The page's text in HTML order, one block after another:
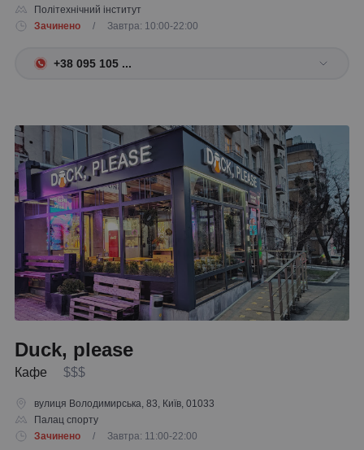
Політехнічний інститут
Зачинено
/ Завтра: 10:00-22:00
+38 095 105 ...
Duck, please
Кафе $$$
вулиця Володимирська, 83, Київ, 01033
Палац спорту
Зачинено
/ Завтра: 11:00-22:00